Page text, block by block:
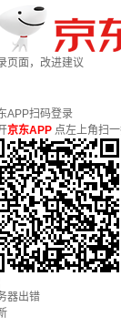
页面，改进建议
APP扫码登录
京东APP 点左上角扫一
器出错